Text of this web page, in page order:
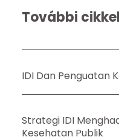
További
IDI Dan Penguatan
Strategi IDI
Kesehatan Publik